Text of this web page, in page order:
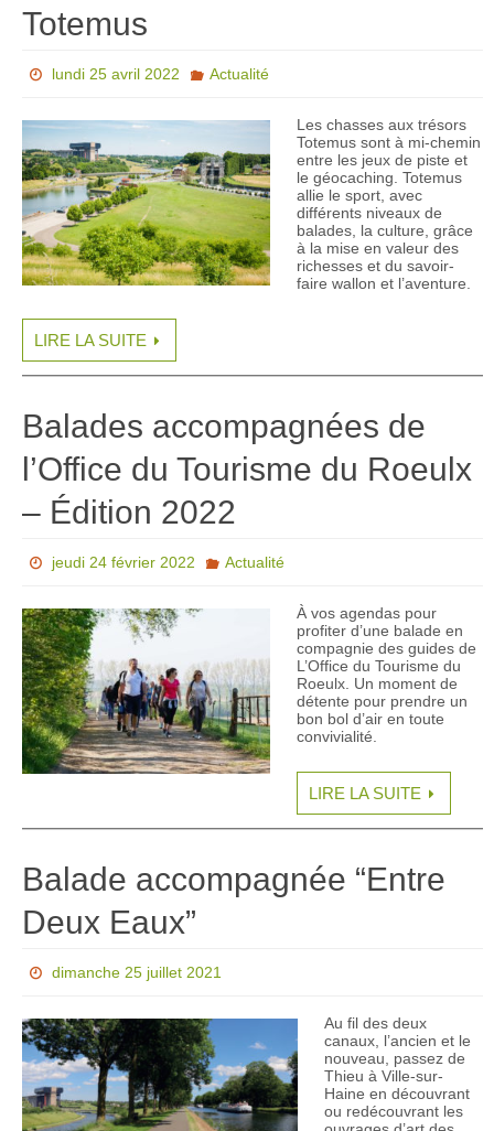
Totemus
lundi 25 avril 2022 Actualité
Les chasses aux trésors
Totemus sont à mi-chemin
entre les jeux de piste et
le géocaching. Totemus
allie le sport, avec
différents niveaux de
balades, la culture, grâce
à la mise en valeur des
richesses et du savoir-
faire wallon et l’aventure.
LIRE LA SUITE
Balades accompagnées de
l’Office du Tourisme du Roeulx
– Édition 2022
jeudi 24 février 2022 Actualité
À vos agendas pour
profiter d’une balade en
compagnie des guides de
L’Office du Tourisme du
Roeulx. Un moment de
détente pour prendre un
bon bol d’air en toute
convivialité.
LIRE LA SUITE
Balade accompagnée “Entre
Deux Eaux”
dimanche 25 juillet 2021
Au fil des deux
canaux, l’ancien et le
nouveau, passez de
Thieu à Ville-sur-
Haine en découvrant
ou redécouvrant les